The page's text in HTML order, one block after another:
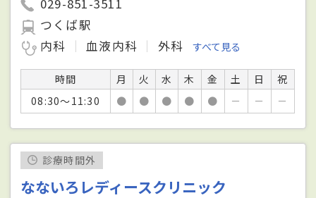
029-851-3511
つくば駅
内科
血液内科 外科 すべて見る
時間 月 火 水 木 金 土 日
祝
08:30～11:30
● ● ● ● ● － － －
診療時間外
なないろレディースクリニック